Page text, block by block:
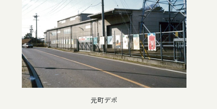
元町デポ